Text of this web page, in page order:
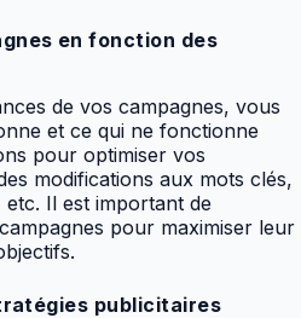
en fonction des
de vos campagnes, vous
et ce qui ne fonctionne
pour optimiser vos
modifications aux mots clés,
Il est important de
pour maximiser leur
publicitaires